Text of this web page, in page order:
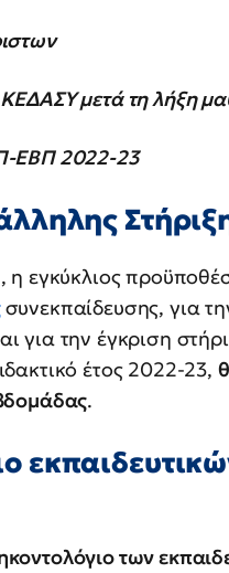
μετά τη λήξη
ΕΒΠ 2022-23
εγκύκλιος
συνεκπαίδευσης, για
για την έγκριση
έτος 2022-23,
.
των